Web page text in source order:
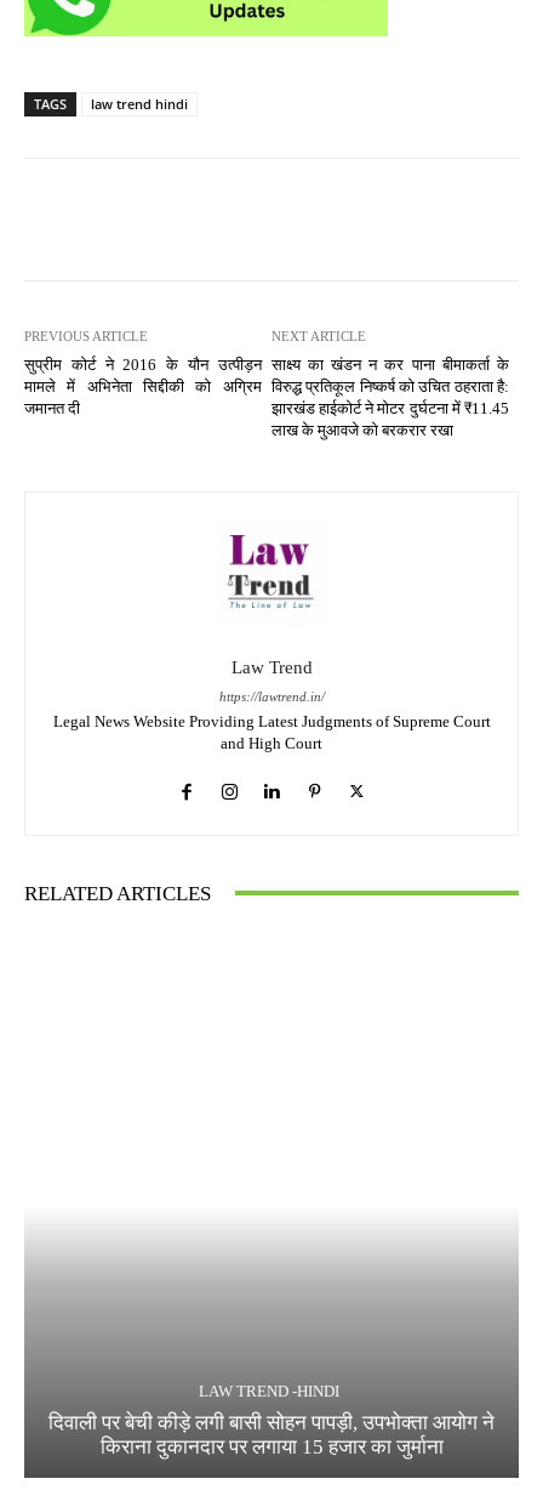
TAGS law trend hindi
PREVIOUS ARTICLE
सुप्रीम कोर्ट ने 2016 के यौन उत्पीड़न
मामले में अभिनेता सिद्दीकी को अग्रिम
जमानत दी
NEXT ARTICLE
साक्ष्य का खंडन न कर पाना बीमाकर्ता के
विरुद्ध प्रतिकूल निष्कर्ष को उचित ठहराता है:
झारखंड हाईकोर्ट ने मोटर दुर्घटना में ₹11.45
लाख के मुआवजे को बरकरार रखा
Law Trend
https://lawtrend.in/
Legal News Website Providing Latest Judgments of Supreme Court
and High Court
RELATED ARTICLES
LAW TREND -HINDI
दिवाली पर बेची कीड़े लगी बासी सोहन पापड़ी, उपभोक्ता आयोग ने
किराना दुकानदार पर लगाया 15 हजार का जुर्माना